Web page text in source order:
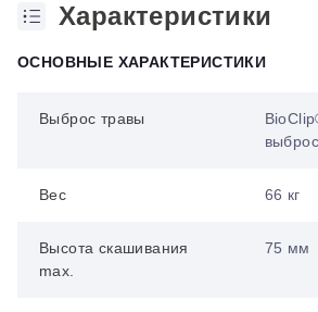
Характеристики
ОСНОВНЫЕ ХАРАКТЕРИСТИКИ
Выброс травы
выброс
Вес 66 кг
Высота скашивания
max.
75 мм